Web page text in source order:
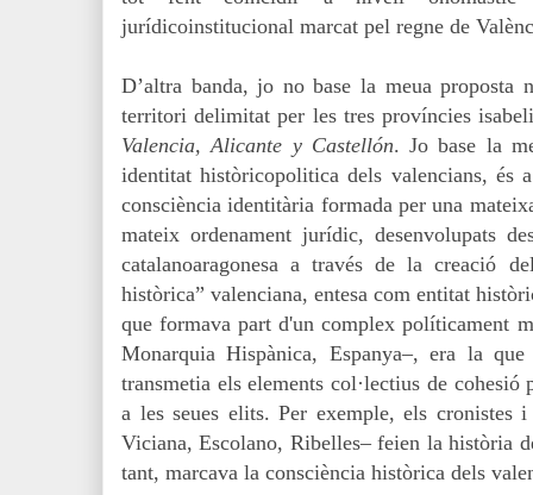
jurídicoinstitucional marcat pel regne de
D’altra banda, jo no base la meua
territori delimitat per les tres províncies
Valencia, Alicante y Castellón. Jo base la
identitat històricopolitica dels valencians, és
consciència identitària formada per una
mateix ordenament jurídic, desenvolupats
catalanoaragonesa a través de la creació
històrica” valenciana, entesa com entitat
que formava part d'un complex políticament
Monarquia Hispànica, Espanya–, era la
transmetia els elements col·lectius de
a les seues elits.Per exemple, els cronistes
Viciana, Escolano, Ribelles– feien la història
tant, marcava la consciència històrica dels